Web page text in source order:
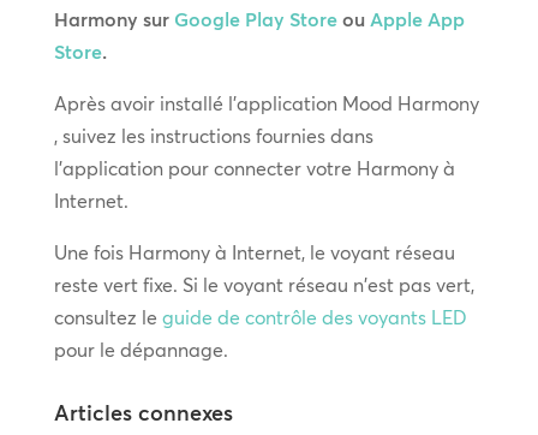
Harmony sur Google Play Storeou Apple App
Store.
Après avoir installé l'application Mood Harmony
, suivez les instructions fournies dans
l'application pour connecter votre Harmony à
Internet.
Une fois Harmony à Internet, le voyant réseau
reste vert fixe. Si le voyant réseau n'est pas vert,
consultez le guide de contrôle des voyants LED
pour le dépannage.
Articles connexes